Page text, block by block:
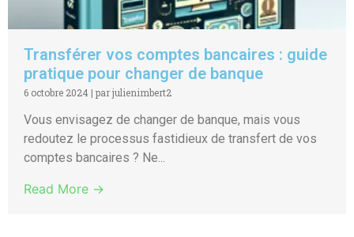
Transférer vos comptes bancaires : guide
pratique pour changer de banque
6 octobre 2024 | par julienimbert2
Vous envisagez de changer de banque, mais vous
redoutez le processus fastidieux de transfert de vos
comptes bancaires ? Ne...
Read More →